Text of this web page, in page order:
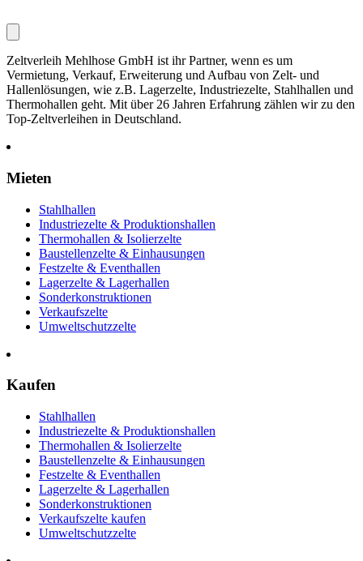
Zeltverleih Mehlhose GmbH ist ihr Partner, wenn es um
Vermietung, Verkauf, Erweiterung und Aufbau von Zelt- und
Hallenlösungen, wie z.B. Lagerzelte, Industriezelte, Stahlhallen und
Thermohallen geht. Mit über 26 Jahren Erfahrung zählen wir zu den
Top-Zeltverleihen in Deutschland.
Mieten
Stahlhallen
Industriezelte & Produktionshallen
Thermohallen & Isolierzelte
Baustellenzelte & Einhausungen
Festzelte & Eventhallen
Lagerzelte & Lagerhallen
Sonderkonstruktionen
Verkaufszelte
Umweltschutzzelte
Kaufen
Stahlhallen
Industriezelte & Produktionshallen
Thermohallen & Isolierzelte
Baustellenzelte & Einhausungen
Festzelte & Eventhallen
Lagerzelte & Lagerhallen
Sonderkonstruktionen
Verkaufszelte kaufen
Umweltschutzzelte